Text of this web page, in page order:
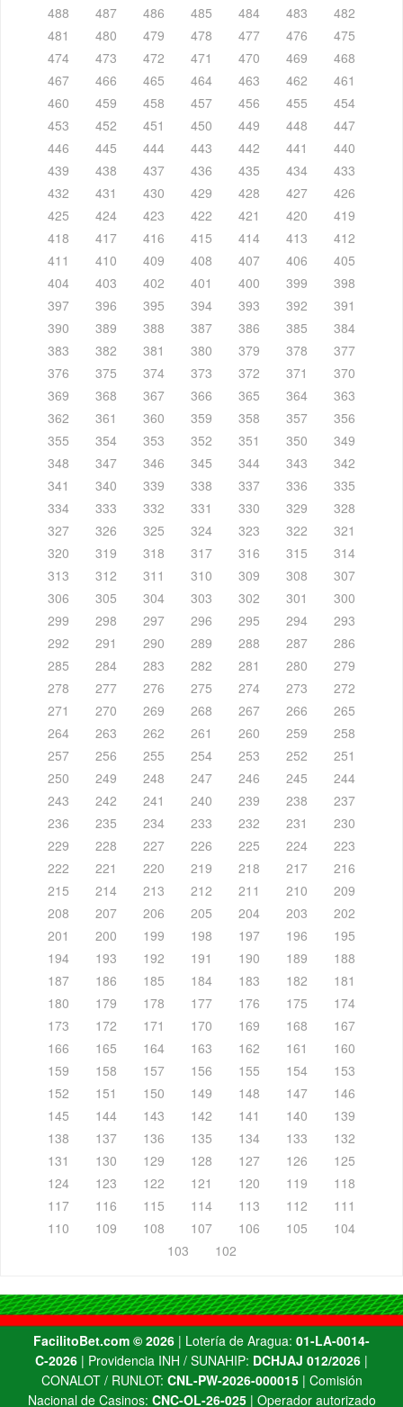
488
487 486 485 484 483
482
481
480 479 478 477 476
475
474
473 472 471 470 469
468
467
466 465 464 463 462
461
460
459 458 457 456 455
454
453
452 451 450 449 448
447
446
445 444 443 442 441
440
439
438 437 436 435 434
433
432
431 430 429 428 427
426
425
424 423 422 421 420
419
418
417 416 415 414 413
412
411
410 409 408 407 406
405
404
403 402 401 400 399
398
397
396 395 394 393 392
391
390
389 388 387 386 385
384
383
382 381 380 379 378
377
376
375 374 373 372 371
370
369
368 367 366 365 364
363
362
361 360 359 358 357
356
355
354 353 352 351 350
349
348
347 346 345 344 343
342
341
340 339 338 337 336
335
334
333 332 331 330 329
328
327
326 325 324 323 322
321
320
319 318 317 316 315
314
313
312 311 310 309 308
307
306
305 304 303 302 301
300
299
298 297 296 295 294
293
292
291 290 289 288 287
286
285
284 283 282 281 280
279
278
277 276 275 274 273
272
271
270 269 268 267 266
265
264
263 262 261 260 259
258
257
256 255 254 253 252
251
250
249 248 247 246 245
244
243
242 241 240 239 238
237
236
235 234 233 232 231
230
229
228 227 226 225 224
223
222
221 220 219 218 217
216
215
214 213 212 211 210
209
208
207 206 205 204 203
202
201
200 199 198 197 196
195
194
193 192 191 190 189
188
187
186 185 184 183 182
181
180
179 178 177 176 175
174
173
172 171 170 169 168
167
166
165 164 163 162 161
160
159
158 157 156 155 154
153
152
151 150 149 148 147
146
145
144 143 142 141 140
139
138
137 136 135 134 133
132
131
130 129 128 127 126
125
124
123 122 121 120 119
118
117
116 115 114 113 112
111
110
109 108 107 106 105
104
103
102
FacilitoBet.com ©️ 2026 | Lotería de Aragua: 01-LA-0014-
C-2026 | Providencia INH / SUNAHIP: DCHJAJ 012/2026 |
CONALOT / RUNLOT: CNL-PW-2026-000015| Comisión
Nacional de Casinos: CNC-OL-26-025| Operador autorizado